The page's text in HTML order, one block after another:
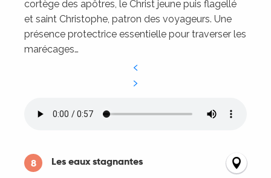
cortège des apôtres, le Christ jeune puis flagellé
et saint Christophe, patron des voyageurs. Une
présence protectrice essentielle pour traverser les
marécages…
8 Les eaux stagnantes